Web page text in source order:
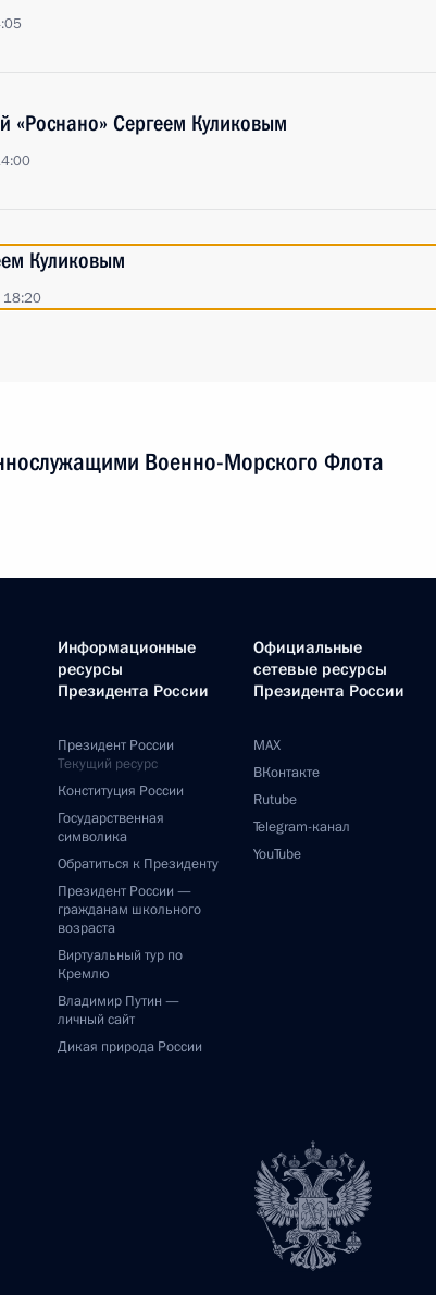
«Роснано» Сергеем Куликовым
Куликовым
18:20
Военно-Морского Флота
Информационные
ресурсы
Президента России
Президент России
Текущий ресурс
Конституция России
Государственная
символика
Обратиться к Президенту
Президент России —
гражданам школьного
возраста
Виртуальный тур по
Кремлю
Владимир Путин —
личный сайт
Дикая природа России
Официальные
сетевые ресурсы
Президента России
MAX
ВКонтакте
Rutube
Telegram-канал
YouTube